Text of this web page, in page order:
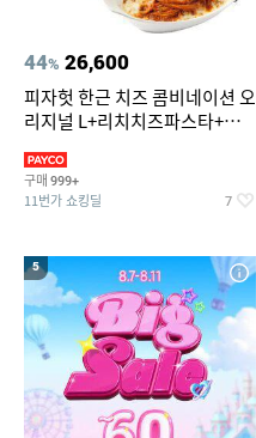
44% 26,600
피자헛 한근 치즈 콤비네이션 오
리지널 L+리치치즈파스타+콜
구매 999+
11번가 쇼킹딜 7
5